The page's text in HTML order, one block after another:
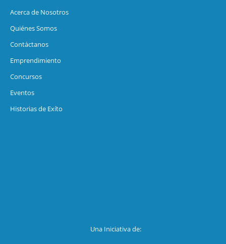
Acerca de Nosotros
Quiénes Somos
Contáctanos
Emprendimiento
Concursos
Eventos
Historias de Exíto
Una Iniciativa de: